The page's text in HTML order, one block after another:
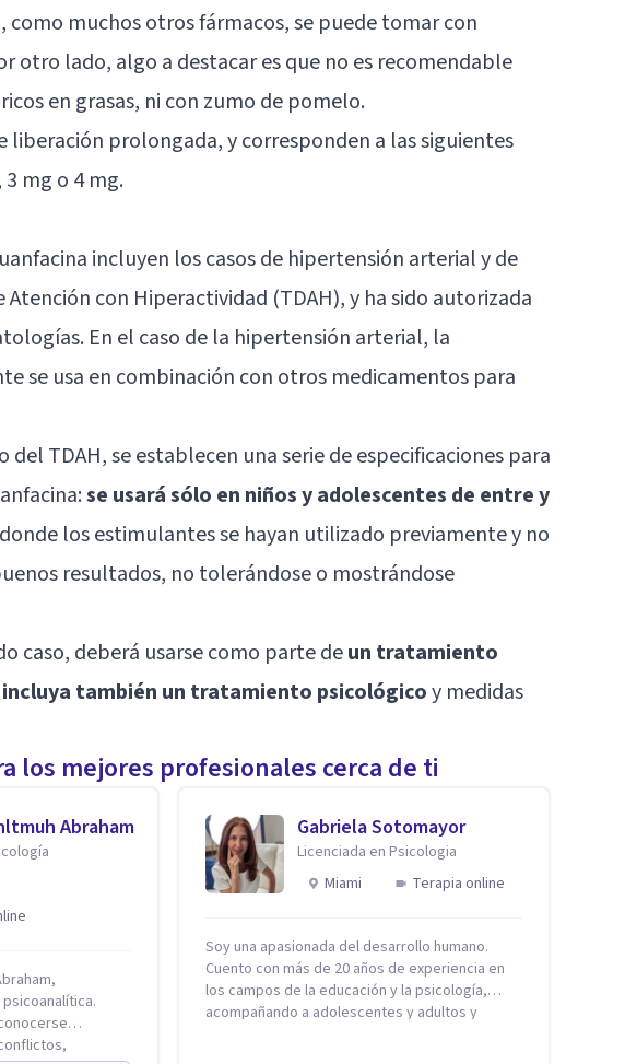
como muchos otros fármacos, se puede tomar con
otro lado, algo a destacar es que no es recomendable
en grasas, ni con zumo de pomelo.
liberación prolongada, y corresponden a las siguientes
mg o 4 mg.
incluyen los casos de hipertensión arterial y de
con Hiperactividad (TDAH), y ha sido autorizada
En el caso de la hipertensión arterial, la
se usa en combinación con otros medicamentos para
del TDAH, se establecen una serie de especificaciones para
se usará sólo en niños y adolescentes de entre y
los estimulantes se hayan utilizado previamente y no
resultados, no tolerándose o mostrándose
caso, deberá usarse como parte deun tratamiento
también un tratamiento psicológicoy medidas
los mejores profesionales cerca de ti
Abraham Gabriela Sotomayor
Licenciada en Psicologia
Miami
Terapia online
Soy una apasionada del desarrollo humano.
Cuento con más de 20 años de experiencia en
los campos de la educación y la psicología,
acompañando a adolescentes y adultos y